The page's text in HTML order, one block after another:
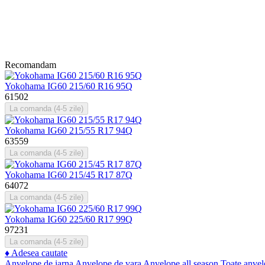
Recomandam
Yokohama IG60 215/60 R16 95Q
61502
La comanda (4-5 zile)
Yokohama IG60 215/55 R17 94Q
63559
La comanda (4-5 zile)
Yokohama IG60 215/45 R17 87Q
64072
La comanda (4-5 zile)
Yokohama IG60 225/60 R17 99Q
97231
La comanda (4-5 zile)
♦ Adesea cautate